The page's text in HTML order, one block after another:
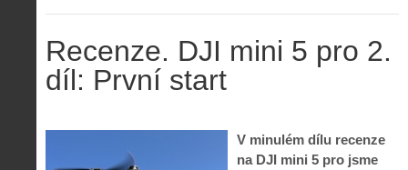
Recenze. DJI mini 5 pro 2.
díl: První start
V minulém dílu recenze
na DJI mini 5 pro jsme